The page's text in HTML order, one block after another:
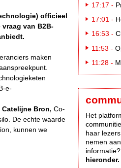
officieel
van B2B-
maken
e-
Catelijne Bron, Co-
De echte waarde
kunnen we
17:17 -
17:01 -
16:53 -
11:53 -
11:28 -
Het
haar
nemen
informatie?
hieronder.